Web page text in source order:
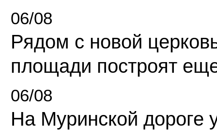
06/08
Рядом с новой
площади построят
06/08
На Муринской дороге